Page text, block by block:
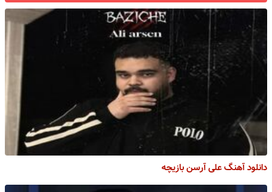
دانلود آهنگ علی آرسن بازیچه